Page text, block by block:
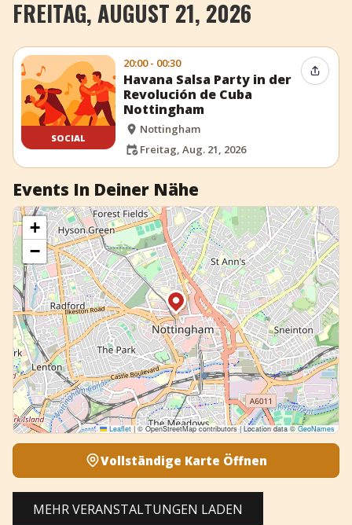
+ Event hinzufügen
FREITAG, AUGUST 21, 2026
SOCIAL
20:00 - 00:30
Havana Salsa Party in der
Revolución de Cuba
Nottingham
Nottingham
Freitag, Aug. 21, 2026
Event
Events In Deiner Nähe
+
−
Leaflet | © OpenStreetMap contributors | Location data © GeoNames
Vollständige Karte Öffnen
MEHR VERANSTALTUNGEN LADEN